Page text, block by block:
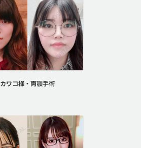
カワコ様・両顎手術